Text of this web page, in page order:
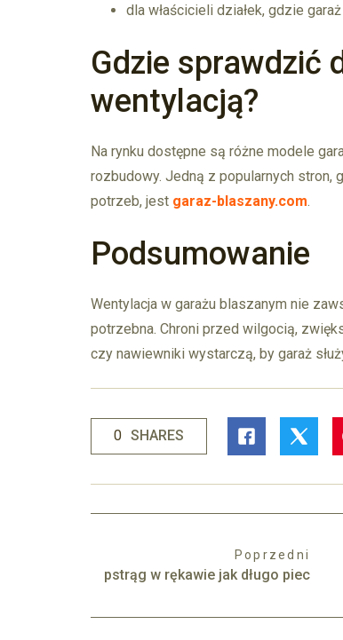
dla właścicieli działek, gdzie
Gdzie sprawdzić
wentylacją?
Na rynku dostępne są różne modele
rozbudowy. Jedną z popularnych stron,
potrzeb, jest garaz-blaszany.com.
Podsumowanie
Wentylacja w garażu blaszanym nie
potrzebna. Chroni przed wilgocią,
czy nawiewniki wystarczą, by garaż
0 SHARES
Poprzedni
pstrąg w rękawie jak długo piec